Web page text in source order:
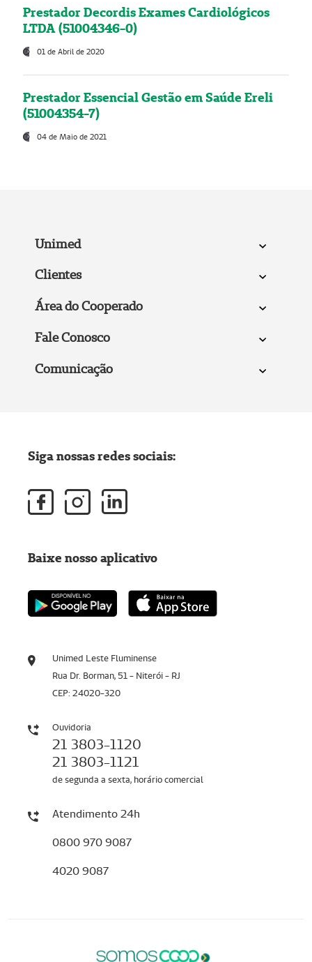
Prestador Decordis Exames Cardiológicos
LTDA (51004346-0)
01 de Abril de 2020
Prestador Essencial Gestão em Saúde Ereli
(51004354-7)
04 de Maio de 2021
Unimed
Clientes
Área do Cooperado
Fale Conosco
Comunicação
Unimed Leste Fluminense
Rua Dr. Borman, 51 - Niterói - RJ
CEP: 24020-320
Ouvidoria
21 3803-1120
21 3803-1121
de segunda a sexta, horário comercial
Atendimento 24h
0800 970 9087
4020 9087
Siga nossas redes sociais:
Baixe nosso aplicativo